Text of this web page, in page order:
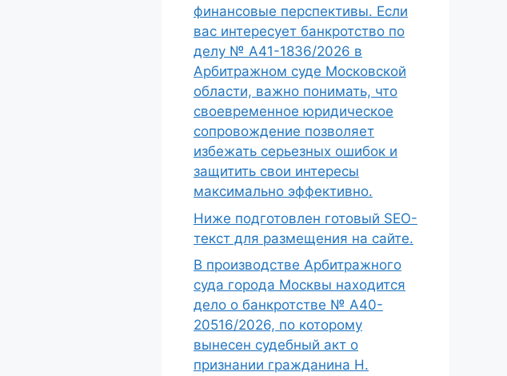
финансовые перспективы. Если
вас интересует банкротство по
делу № А41-1836/2026 в
Арбитражном суде Московской
области, важно понимать, что
своевременное юридическое
сопровождение позволяет
избежать серьезных ошибок и
защитить свои интересы
максимально эффективно.
Ниже подготовлен готовый SEO-
текст для размещения на сайте.
В производстве Арбитражного
суда города Москвы находится
дело о банкротстве № А40-
20516/2026, по которому
вынесен судебный акт о
признании гражданина Н.